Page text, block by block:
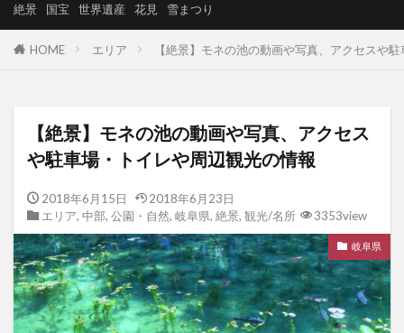
絶景 国宝 世界遺産 花見 雪まつり
HOME エリア 【絶景】モネの池の動画や写真、アクセスや
【絶景】モネの池の動画や写真、アクセス
や駐車場・トイレや周辺観光の情報
2018年6月15日
2018年6月23日
エリア, 中部, 公園・自然, 岐阜県, 絶景, 観光/名所 3353view
岐阜県